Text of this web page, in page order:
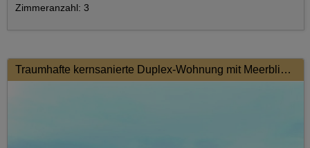
Zimmeranzahl: 3
Traumhafte kernsanierte Duplex-Wohnung mit Meerblick und privater Dachterrasse